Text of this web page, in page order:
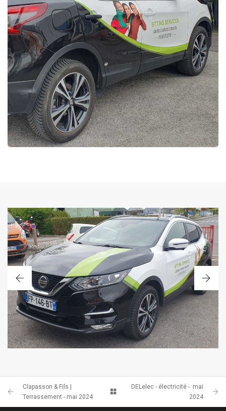
COVERING
Clapasson & Fils |
Terrassement - mai 2024
DELelec - électricité - mai
2024